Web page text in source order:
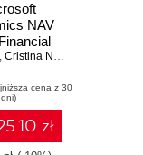
, Marije Brummel
NAV
with
NAV
, Cristina Nicolas Lorente
cena z 30
dni)
zł